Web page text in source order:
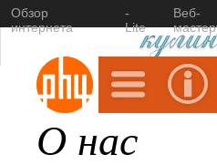
Обзор
интернета
-
Lite
Веб-
О нас